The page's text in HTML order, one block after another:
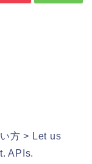
方 > Let us
APIs.